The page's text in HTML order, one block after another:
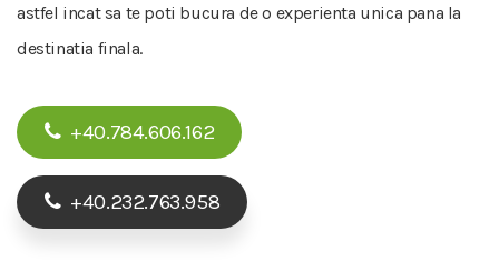
astfel incat sa te poti bucura de o experienta unica pana la
destinatia finala.
+40.784.606.162
+40.232.763.958